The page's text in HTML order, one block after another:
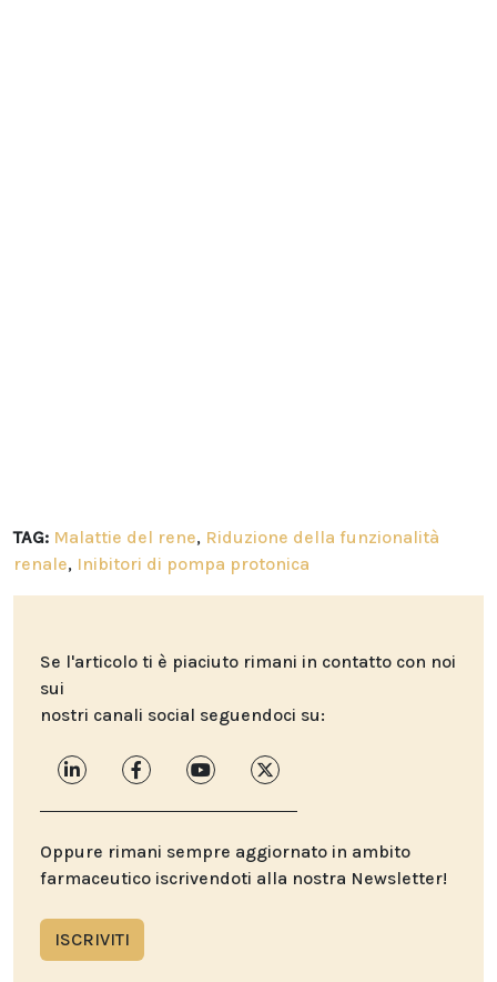
TAG: Malattie del rene, Riduzione della funzionalità
renale, Inibitori di pompa protonica
Se l'articolo ti è piaciuto rimani in contatto con noi
sui
nostri canali social seguendoci su:
Oppure rimani sempre aggiornato in ambito
farmaceutico iscrivendoti alla nostra Newsletter!
ISCRIVITI